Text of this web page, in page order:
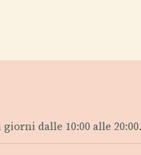
dalle 10:00 alle